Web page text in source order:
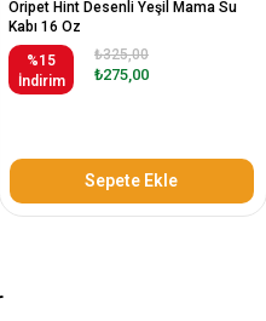
Oripet Hint Desenli Yeşil Mama Su
Kabı 16 Oz
%15
İndirim
₺275,00
₺325,00
Sepete Ekle